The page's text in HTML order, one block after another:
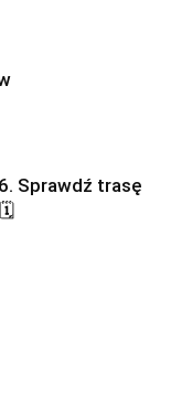
Sprawdź trasę
🗓